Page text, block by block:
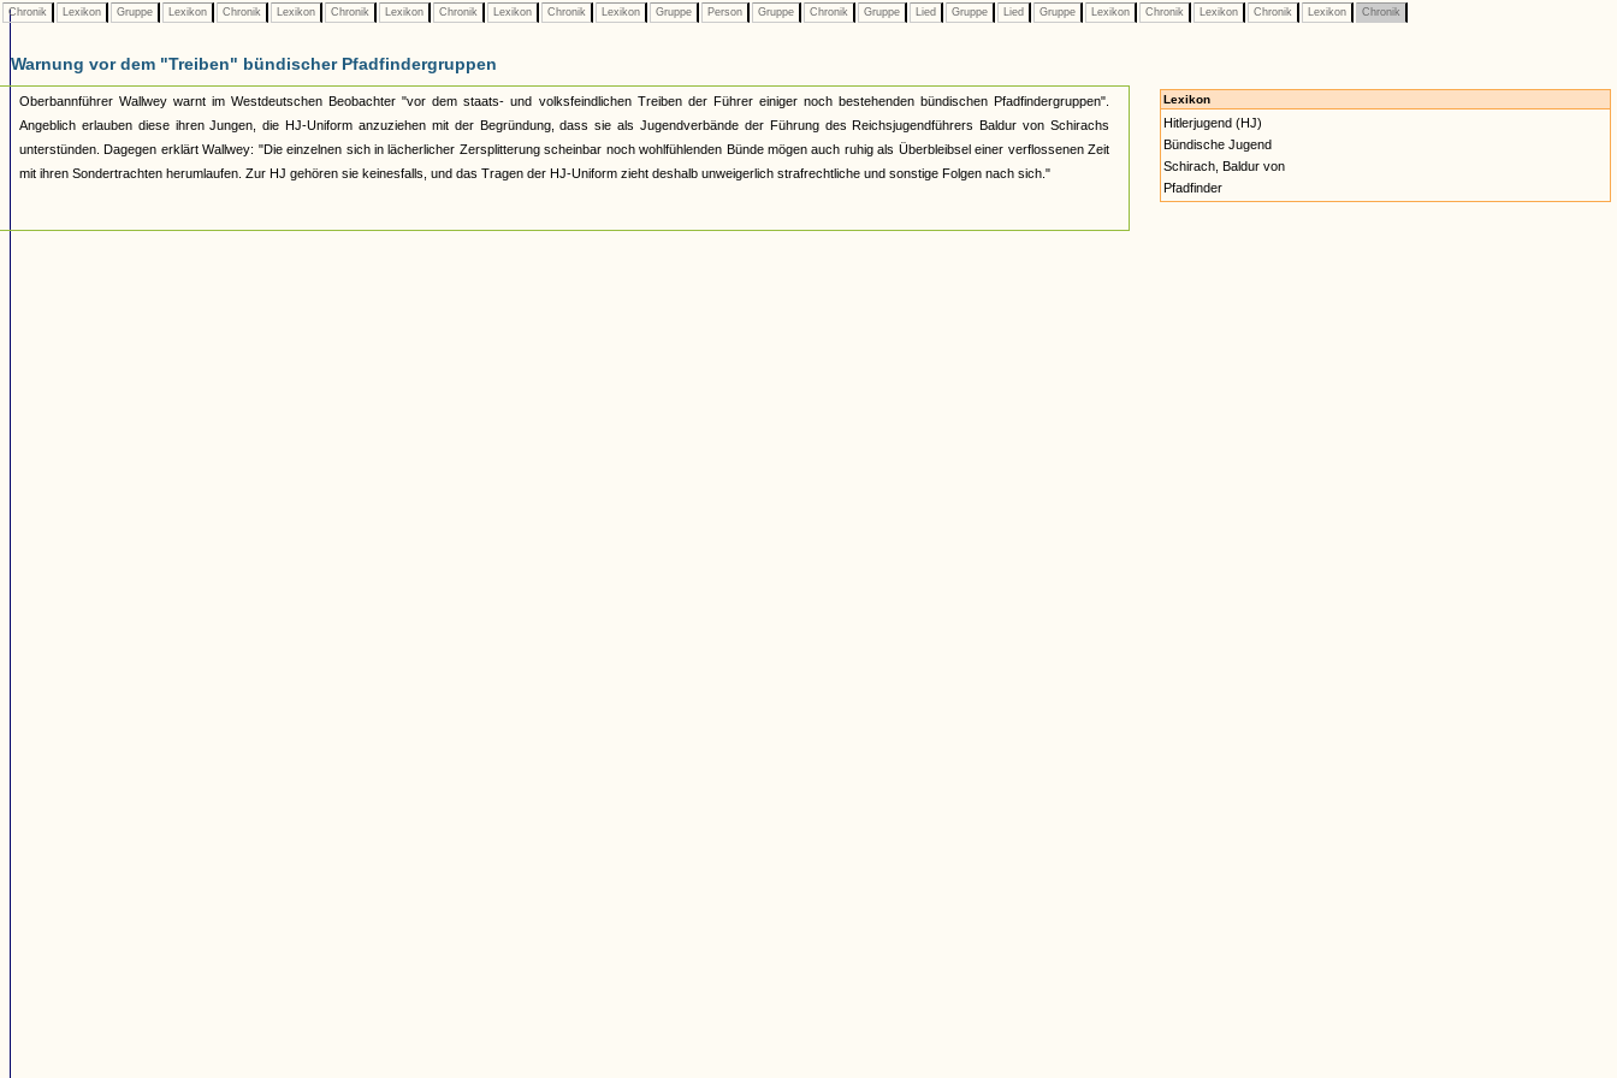
Chronik Lexikon Gruppe Lexikon Chronik Lexikon Chronik Lexikon Chronik Lexikon Chronik Lexikon Gruppe Person Gruppe Chronik Gruppe Lied Gruppe Lied Gruppe Lexikon Chronik Lexikon Chronik Lexikon Chronik
Warnung vor dem "Treiben" bündischer Pfadfindergruppen
Oberbannführer Wallwey warnt im Westdeutschen Beobachter "vor dem staats- und volksfeindlichen Treiben der Führer einiger noch bestehenden bündischen Pfadfindergruppen".
Angeblich erlauben diese ihren Jungen, die HJ-Uniform anzuziehen mit der Begründung, dass sie als Jugendverbände der Führung des Reichsjugendführers Baldur von Schirachs
unterstünden. Dagegen erklärt Wallwey: "Die einzelnen sich in lächerlicher Zersplitterung scheinbar noch wohlfühlenden Bünde mögen auch ruhig als Überbleibsel einer verflossenen Zeit
mit ihren Sondertrachten herumlaufen. Zur HJ gehören sie keinesfalls, und das Tragen der HJ-Uniform zieht deshalb unweigerlich strafrechtliche und sonstige Folgen nach sich."
Lexikon
Hitlerjugend (HJ)
Bündische Jugend
Schirach, Baldur von
Pfadfinder